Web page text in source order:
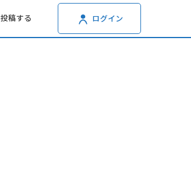
投稿する ログイン